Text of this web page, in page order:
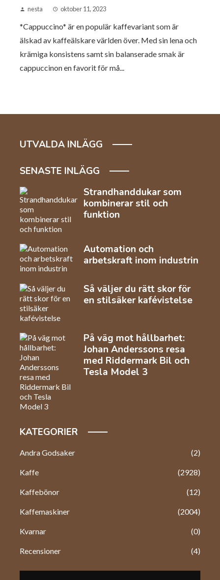
nesta oktober 11, 2023
*Cappuccino* är en populär kaffevariant som är
älskad av kaffeälskare världen över. Med sin lena och
krämiga konsistens samt sin balanserade smak är
cappuccinon en favorit för må...
UTVALDA INLÄGG
SENASTE INLÄGG
Strandhanddukar som
kombinerar stil och
funktion
Automation och
arbetskraft inom industrin
Så väljer du rätt skor för
en stilsäker kafévistelse
På väg mot hållbarhet:
Johan Anderssons resa
med Riddermark Bil och
Tesla Model 3
KATEGORIER
Andra Godsaker (2)
Kaffe (2928)
Kaffebönor (12)
Kaffemaskiner (2004)
Kvarnar (0)
Recensioner (4)